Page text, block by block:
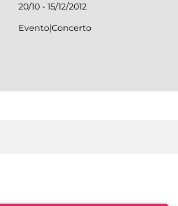
20/10 - 15/12/2012
Evento|Concerto